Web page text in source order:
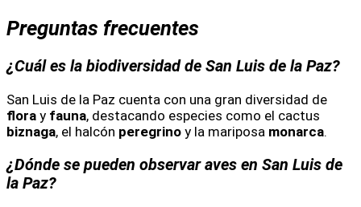
Preguntas frecuentes
¿Cuál es la biodiversidad de San Luis de la Paz?
San Luis de la Paz cuenta con una gran diversidad de
flora y fauna, destacando especies como el cactus
biznaga, el halcón peregrino y la mariposa monarca.
¿Dónde se pueden observar aves en San Luis de
la Paz?